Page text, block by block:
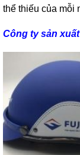
thể thiếu của mỗi
Công ty sản